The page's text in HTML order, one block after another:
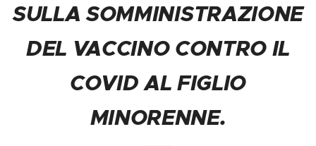
SULLA SOMMINISTRAZIONE
DEL VACCINO CONTRO IL
COVID AL FIGLIO
MINORENNE.